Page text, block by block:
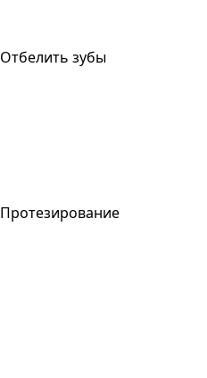
Отбелить зубы
Протезирование